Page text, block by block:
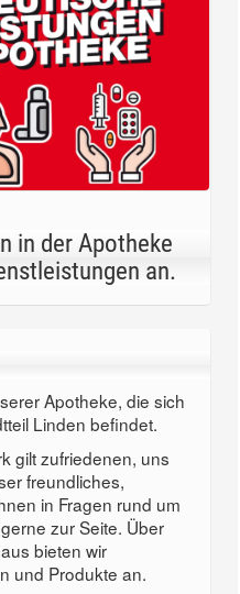
in der Apotheke
an.
Apotheke, die sich
Linden befindet.
gilt zufriedenen, uns
freundliches,
in Fragen rund um
zur Seite. Über
bieten wir
und Produkte an.